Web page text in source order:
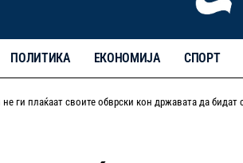
ПОЛИТИКА ЕКОНОМИЈА СПОРТ
ги плаќаат своите обврски кон државата да